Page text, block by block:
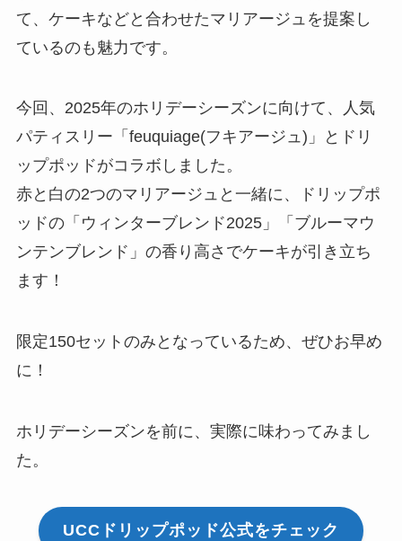
て、ケーキなどと合わせたマリアージュを提案し
ているのも魅力です。
今回、2025年のホリデーシーズンに向けて、人気
パティスリー「feuquiage(フキアージュ)」とドリ
ップポッドがコラボしました。
赤と白の2つのマリアージュと一緒に、ドリップポ
ッドの「ウィンターブレンド2025」「ブルーマウ
ンテンブレンド」の香り高さでケーキが引き立ち
ます！
限定150セットのみとなっているため、ぜひお早め
に！
ホリデーシーズンを前に、実際に味わってみまし
た。
UCCドリップポッド公式をチェック